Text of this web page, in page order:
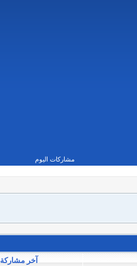
مشاركات اليوم
آخر مشاركة